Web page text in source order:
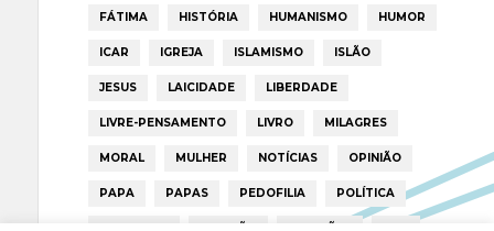
FÁTIMA HISTÓRIA HUMANISMO HUMOR
ICAR IGREJA ISLAMISMO ISLÃO
JESUS LAICIDADE LIBERDADE
LIVRE-PENSAMENTO LIVRO MILAGRES
MORAL MULHER NOTÍCIAS OPINIÃO
PAPA PAPAS PEDOFILIA POLÍTICA